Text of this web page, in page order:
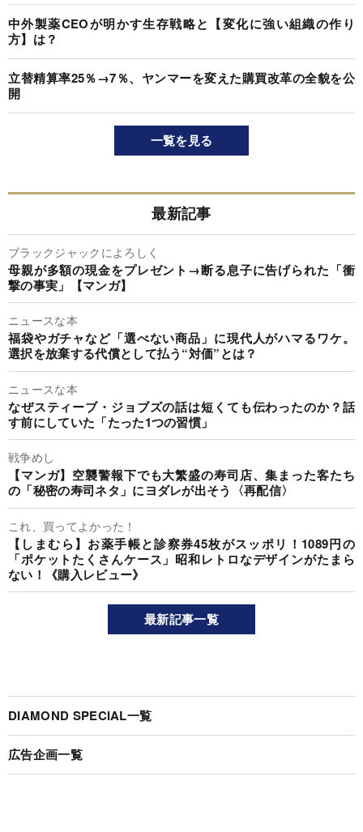
中外製薬CEOが明かす生存戦略と【変化に強い組織の作り
方】は？
立替精算率25％→7％、ヤンマーを変えた購買改革の全貌を公
開
一覧を見る
最新記事
ブラックジャックによろしく
母親が多額の現金をプレゼント→断る息子に告げられた「衝
撃の事実」【マンガ】
ニュースな本
福袋やガチャなど「選べない商品」に現代人がハマるワケ。
選択を放棄する代償として払う“対価”とは？
ニュースな本
なぜスティーブ・ジョブズの話は短くても伝わったのか？話
す前にしていた「たった1つの習慣」
戦争めし
【マンガ】空襲警報下でも大繁盛の寿司店、集まった客たち
の「秘密の寿司ネタ」にヨダレが出そう〈再配信〉
これ、買ってよかった！
【しまむら】お薬手帳と診察券45枚がスッポリ！1089円の
「ポケットたくさんケース」昭和レトロなデザインがたまら
ない！《購入レビュー》
最新記事一覧
DIAMOND SPECIAL一覧
広告企画一覧